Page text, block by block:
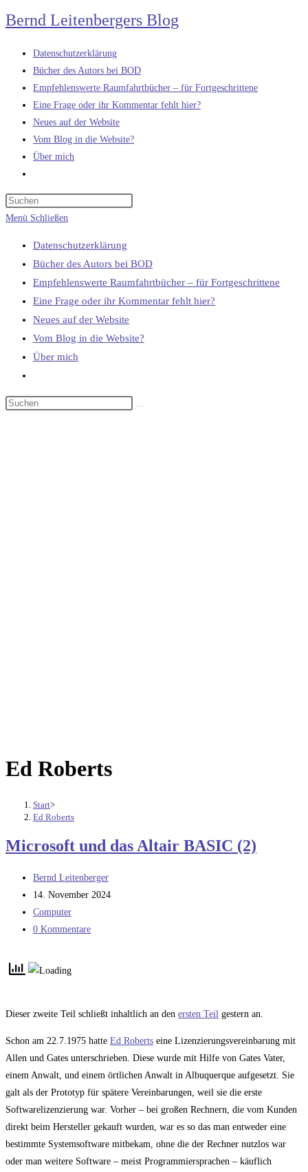
Zum
Inhalt
springen
Bernd Leitenbergers Blog
Datenschutzerklärung
Bücher des Autors bei BOD
Empfehlenswerte Raumfahrtbücher – für Fortgeschrittene
Eine Frage oder ihr Kommentar fehlt hier?
Neues auf der Website
Vom Blog in die Website?
Über mich
umschalten
Menü Schließen
Datenschutzerklärung
Bücher des Autors bei BOD
Empfehlenswerte Raumfahrtbücher – für Fortgeschrittene
Eine Frage oder ihr Kommentar fehlt hier?
Neues auf der Website
Vom Blog in die Website?
Über mich
umschalten
Ed Roberts
Start>
Ed Roberts
Microsoft und das Altair BASIC (2)
Beitrags-
Autor:
Bernd Leitenberger
Beitrag
veröffentlicht:
14. November 2024
Beitrags-
Kategorie:
Computer
Beitrags-
0 Kommentare
Dieser zweite Teil schließt inhaltlich an den ersten Teil gestern an.
Schon am 22.7.1975 hatte Ed Roberts eine Lizenzierungsvereinbarung mit
Allen und Gates unterschrieben. Diese wurde mit Hilfe von Gates Vater,
einem Anwalt, und einem örtlichen Anwalt in Albuquerque aufgesetzt. Sie
galt als der Prototyp für spätere Vereinbarungen, weil sie die erste
Softwarelizenzierung war. Vorher – bei großen Rechnern, die vom Kunden
direkt beim Hersteller gekauft wurden, war es so das man entweder eine
bestimmte Systemsoftware mitbekam, ohne die der Rechner nutzlos war
oder man weitere Software – meist Programmiersprachen – käuflich